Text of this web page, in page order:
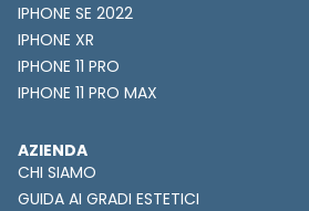
IPHONE SE 2022
IPHONE XR
IPHONE 11 PRO
IPHONE 11 PRO MAX
AZIENDA
CHI SIAMO
GUIDA AI GRADI ESTETICI